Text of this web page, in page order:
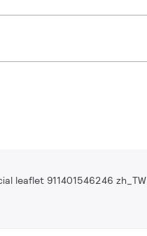
leaflet 911401546246 zh_TW